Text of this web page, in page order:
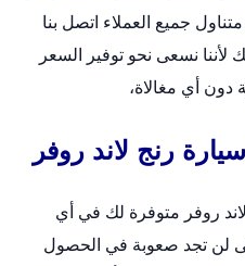
جميع العملاء اتصل بنا
لأننا نسعى نحو توفير السعر
أي مغالاة،
رنج لاند روفر
روفر متوفرة لك في أي
وبالتالى لن تجد صعوبة في الحصول